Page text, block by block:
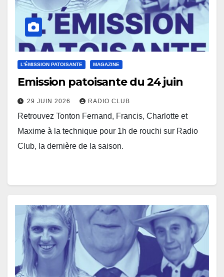
L'ÉMISSION PATOISANTE MAGAZINE
Emission patoisante du 24 juin
29 JUIN 2026 RADIO CLUB
Retrouvez Tonton Fernand, Francis, Charlotte et
Maxime à la technique pour 1h de rouchi sur Radio
Club, la dernière de la saison.